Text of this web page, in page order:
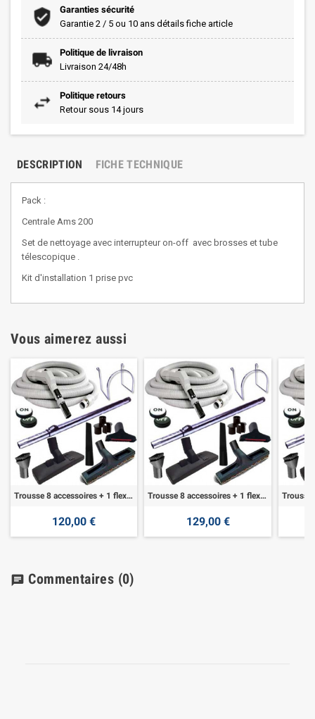
Garanties sécurité
Garantie 2 / 5 ou 10 ans détails fiche article
Politique de livraison
Livraison 24/48h
Politique retours
Retour sous 14 jours
DESCRIPTION FICHE TECHNIQUE
Pack :
Centrale Ams 200
Set de nettoyage avec interrupteur on-off avec brosses et tube
télescopique .
Kit d'installation 1 prise pvc
Vous aimerez aussi
Trousse 8 accessoires + 1 flexible 7,60 m
120,00 €
Trousse 8 accessoires + 1 flexible 9,10 m
129,00 €
chat Commentaires (0)